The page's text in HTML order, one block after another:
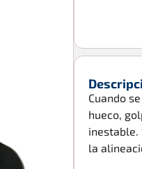
Cuando
hueco,
inestable.
la